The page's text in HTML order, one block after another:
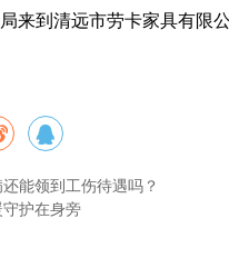
来到清远市劳卡家具有限
能领到工伤待遇吗？
护在身旁